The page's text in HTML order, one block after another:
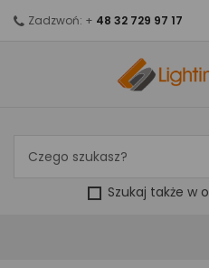
Szukaj także w
Zadzwoń: + 48 32 729 97 17